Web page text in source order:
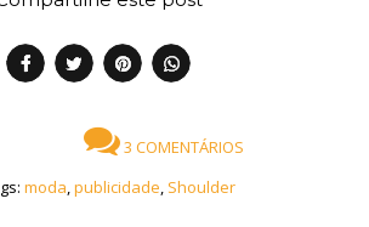
3 COMENTÁRIOS
moda,publicidade, Shoulder